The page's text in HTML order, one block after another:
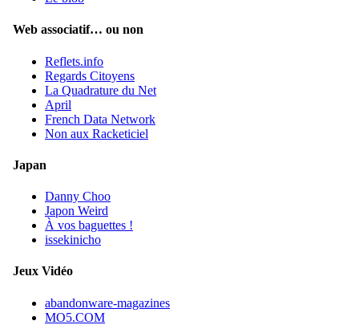
Web associatif… ou non
Reflets.info
Regards Citoyens
La Quadrature du Net
April
French Data Network
Non aux Racketiciel
Japan
Danny Choo
Japon Weird
À vos baguettes !
issekinicho
Jeux Vidéo
abandonware-magazines
MO5.COM